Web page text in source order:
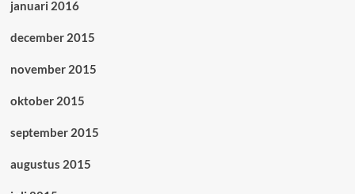
januari 2016
december 2015
november 2015
oktober 2015
september 2015
augustus 2015